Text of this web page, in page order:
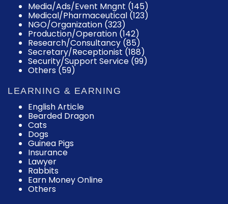
Media/Ads/Event Mngnt (145)
Medical/Pharmaceutical (123)
NGO/Organization (323)
Production/Operation (142)
Research/Consultancy (85)
Secretary/Receptionist (188)
Security/Support Service (99)
Others (59)
LEARNING & EARNING
English Article
Bearded Dragon
Cats
Dogs
Guinea Pigs
Insurance
Lawyer
Rabbits
Earn Money Online
Others